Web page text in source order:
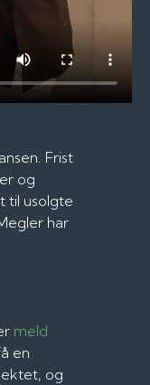
Frist
og
til usolgte
har
meld
en
og